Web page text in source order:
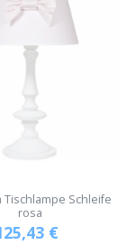
Tischlampe Schleife
rosa
€